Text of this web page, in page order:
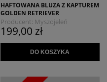
HAFTOWANA BLUZA Z KAPTUREM
GOLDEN RETRIEVER
Producent: Myszojeleń
199,00 zł
DO KOSZYKA